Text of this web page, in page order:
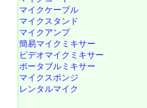
マイクケーブル
マイクスタンド
マイクアンプ
簡易マイクミキサー
ビデオマイクミキサー
ポータブルミキサー
マイクスポンジ
レンタルマイク